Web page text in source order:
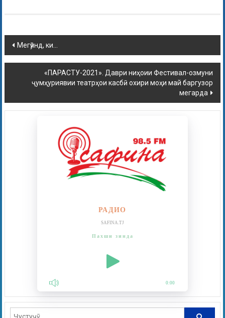
Мегӯянд, ки…
«ПАРАСТУ-2021». Даври ниҳоии Фестивал-озмуни
ҷумҳуриявии театрҳои касбӣ охири моҳи май баргузор
мегарда
РАДИО
SAFINA.TJ
Пахши зинда
0:00